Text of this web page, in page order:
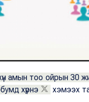
амын тоо ойрын 30
хүрнэ
хэмээх